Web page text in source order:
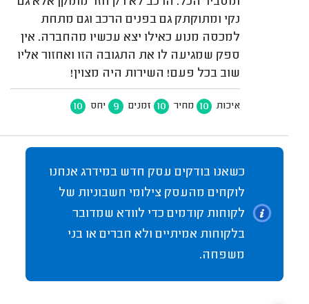
נקי ומתוקתק גם בפנים הרכב וגם מתחת
למכסה מנוע כאילו יצא עכשיו מהחברה. אין
ספק שמגיעה לו את התגובה הזו ואחזור אליו
שוב בכל פעם! השירות היה מצוין!
איכות 10 מחיר 10 זמנים 9 יחס 10
כשאנו בודקים עסק חדש במידרג אנחנו
לוקחים מהעסק צילומי חשבוניות של
לקוחות קודמים כדי לוודא שמדובר
בלקוחות אמיתיים ולא חברים או בני
משפחה.